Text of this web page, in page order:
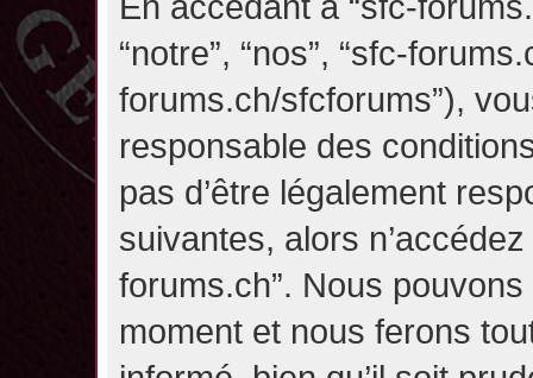
“notre”, “nos”, “sfc-
forums.ch/sfcforums”),
responsable des
pas d’être légalement
suivantes, alors
forums.ch”. Nous
moment et nous ferons